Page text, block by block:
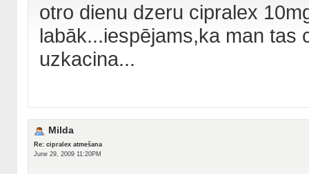
otro dienu dzeru cipralex
labāk...iespējams,ka man tas
uzkacina...
Milda
Re: cipralex atmešana
June 29, 2009 11:20PM